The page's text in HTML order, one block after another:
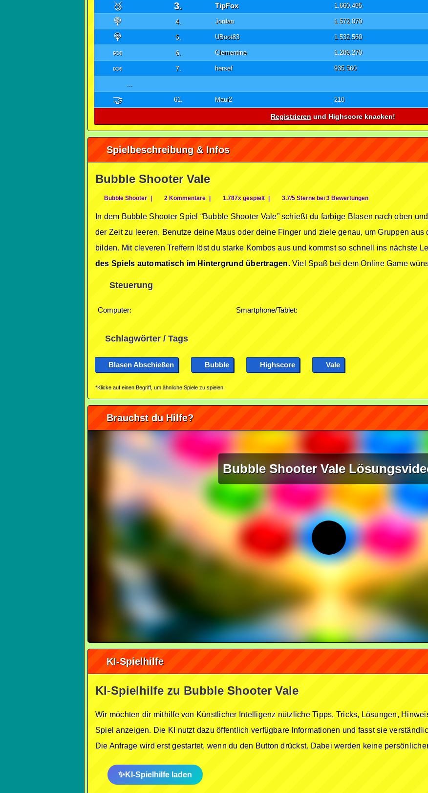
🥉 3. TipFox 1.660.495
🍭 4. Jordan 1.572.070
🍭 5. UBoot83 1.532.560
🍬 6. Clementine 1.289.270
🍬 7. hersef 935.560
...
🤝 61. Maui2 210
Registrieren und Highscore knacken!
Spielbeschreibung & Infos
Bubble Shooter Vale
Bubble Shooter | 2 Kommentare | 1.787x gespielt | 3.7/5 Sterne bei 3 Bewertungen
In dem Bubble Shooter Spiel “Bubble Shooter Vale” schießt du farbige Blasen nach oben
der Zeit zu leeren. Benutze deine Maus oder deine Finger und ziele genau, um Gruppen
bilden. Mit cleveren Treffern löst du starke Kombos aus und kommst so schnell ins nächste
des Spiels automatisch im Hintergrund übertragen.Viel Spaß bei dem Online Game
Steuerung
Computer: Smartphone/Tablet:
Schlagwörter / Tags
Blasen Abschießen Bubble Highscore Vale
*Klicke auf einen Begriff, um ähnliche Spiele zu spielen.
Brauchst du Hilfe?
Bubble Shooter Vale
KI-Spielhilfe
KI-Spielhilfe zu Bubble Shooter Vale
Wir möchten dir mithilfe von Künstlicher Intelligenz nützliche Tipps, Tricks, Lösungen,
Spiel anzeigen. Die KI nutzt dazu öffentlich verfügbare Informationen und fasst sie
Die Anfrage wird erst gestartet, wenn du den Button drückst. Dabei werden keine
KI-Spielhilfe laden